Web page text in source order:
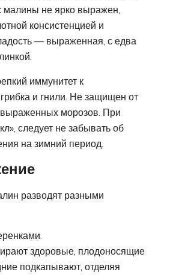
малины не ярко выражен,
консистенцией и
— выраженная, с едва
иммунитет к
и гнили. Не защищен от
морозов. При
следует не забывать об
на зимний период.
разводят разными
здоровые, плодоносящие
подкапывают, отделяя